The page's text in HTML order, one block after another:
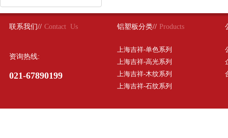
联系我们// Contact Us
资询热线:
021-67890199
铝塑板分类// Products
上海吉祥-单色系列
上海吉祥-高光系列
上海吉祥-木纹系列
上海吉祥-石纹系列